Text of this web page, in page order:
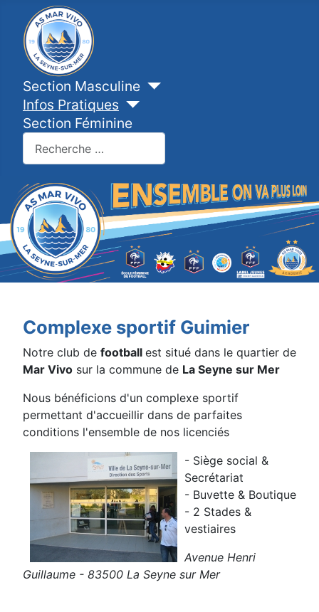
Section Masculine
Infos Pratiques
Section Féminine
Complexe sportif Guimier
Notre club de football est situé dans le quartier de
Mar Vivo sur la commune de La Seyne sur Mer
Nous bénéficions d'un complexe sportif
permettant d'accueillir dans de parfaites
conditions l'ensemble de nos licenciés
- Siège social &
Secrétariat
- Buvette & Boutique
- 2 Stades &
vestiaires
Avenue Henri
Guillaume - 83500 La Seyne sur Mer